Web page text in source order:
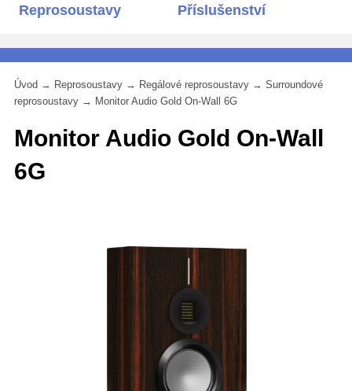
Reprosoustavy Příslušenství
Úvod → Reprosoustavy → Regálové reprosoustavy → Surroundové
reprosoustavy → Monitor Audio Gold On-Wall 6G
Monitor Audio Gold On-Wall
6G